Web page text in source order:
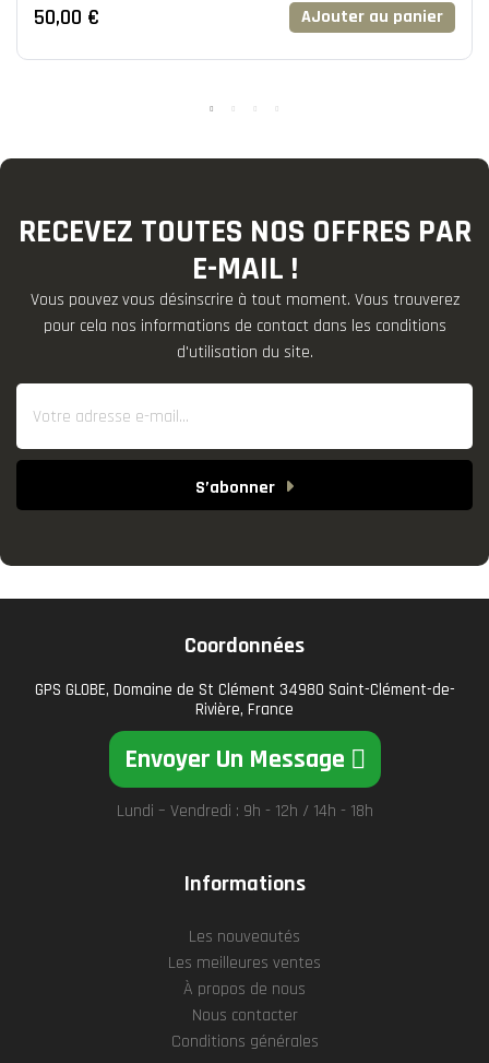
50,00 € AJouter au panier
RECEVEZ TOUTES NOS OFFRES PAR
E-MAIL !
Vous pouvez vous désinscrire à tout moment. Vous trouverez
pour cela nos informations de contact dans les conditions
d'utilisation du site.
S’abonner
Coordonnées
GPS GLOBE, Domaine de St Clément 34980 Saint-Clément-de-
Rivière, France
Envoyer Un Message
Lundi – Vendredi : 9h - 12h / 14h - 18h
Informations
Les nouveautés
Les meilleures ventes
À propos de nous
Nous contacter
Conditions générales